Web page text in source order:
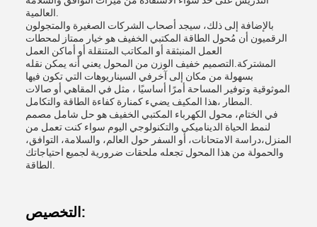
بالإضافة إلى ذلك، سيجد أصحاب الشركات الصغيرة والمتجولون
الرقميون أن مُحول الطاقة المكتبي الخفيف هو خيار ممتاز لمحطات
العمل المنبثقة أو المكاتب المتنقلة أو أماكن العمل
المشتركة.التصميم خفيف الوزن من المحول يعني أنه يمكن نقله
بسهولة من مكان إلى آخرفي السيناريوهات التي تكون فيها
الموثوقية وتوفير المساحة أمرًا أساسيًا ، مثل في المقاهي أو صالات
في الختام، محول الكهرباء المكتبي الخفيف هو حل شامل مصمم
لنمط الحياة الديناميكي والتكنولوجي اليوم سواء كنت تعمل من
المنزل،دراسة الامتحانات، أو السفر حول العالم، والسلامة، التوافق،
والحمولة من هذا المحول تجعله ملحقات ضرورية لجميع احتياجاتك
التخصيص: